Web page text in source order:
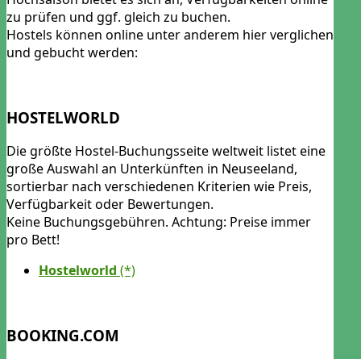
zu prüfen und ggf. gleich zu buchen.
Hostels können online unter anderem hier verglichen
und gebucht werden:
HOSTELWORLD
Die größte Hostel-Buchungsseite weltweit listet eine
große Auswahl an Unterkünften in Neuseeland,
sortierbar nach verschiedenen Kriterien wie Preis,
Verfügbarkeit oder Bewertungen.
Keine Buchungsgebühren. Achtung: Preise immer
pro Bett!
Hostelworld
BOOKING.COM